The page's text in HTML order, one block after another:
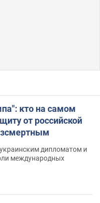
кто на самом
от российской
дипломатом и
международных